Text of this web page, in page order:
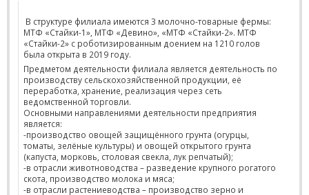
В структуре филиала имеются 3 молочно-товарные фермы:
МТФ «Стайки-1», МТФ «Девино», «МТФ «Стайки-2». МТФ
«Стайки-2» с роботизированным доением на 1210 голов
была открыта в 2019 году.
Предметом деятельности филиала является деятельность по
производству сельскохозяйственной продукции, её
переработка, хранение, реализация через сеть
ведомственной торговли.
Основными направлениями деятельности предприятия
является:
-производство овощей защищённого грунта (огурцы,
томаты, зелёные культуры) и овощей открытого грунта
(капуста, морковь, столовая свекла, лук репчатый);
-в отрасли животноводства – разведение крупного рогатого
скота, производство молока и мяса;
-в отрасли растениеводства – производство зерно и